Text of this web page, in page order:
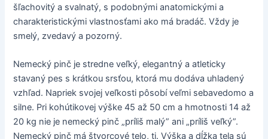
šľachovitý a svalnatý, s podobnými anatomickými a
charakteristickými vlastnosťami ako má bradáč. Vždy je
smelý, zvedavý a pozorný.
Nemecký pinč je stredne veľký, elegantný a atleticky
stavaný pes s krátkou srsťou, ktorá mu dodáva uhladený
vzhľad. Napriek svojej veľkosti pôsobí veľmi sebavedomo a
silne. Pri kohútikovej výške 45 až 50 cm a hmotnosti 14 až
20 kg nie je nemecký pinč „príliš malý” ani „príliš veľký”.
Nemecký pinč má štvorcové telo, tj. Výška a dĺžka tela sú